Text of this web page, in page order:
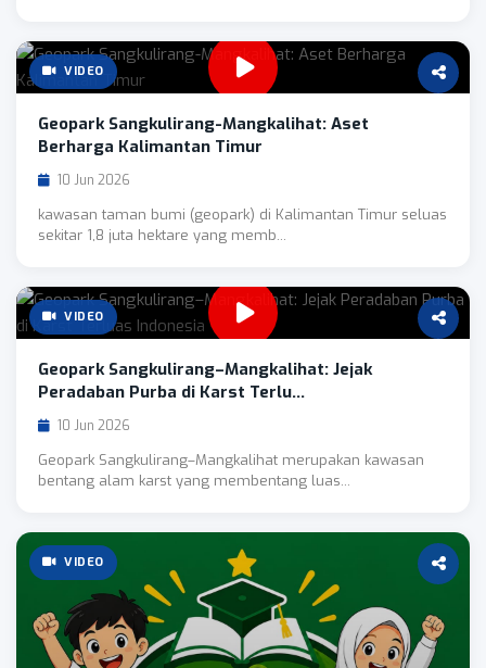
VIDEO
Geopark Sangkulirang-Mangkalihat: Aset
Berharga Kalimantan Timur
10 Jun 2026
kawasan taman bumi (geopark) di Kalimantan Timur seluas
sekitar 1,8 juta hektare yang memb...
VIDEO
Geopark Sangkulirang–Mangkalihat: Jejak
Peradaban Purba di Karst Terlu...
10 Jun 2026
Geopark Sangkulirang–Mangkalihat merupakan kawasan
bentang alam karst yang membentang luas...
VIDEO